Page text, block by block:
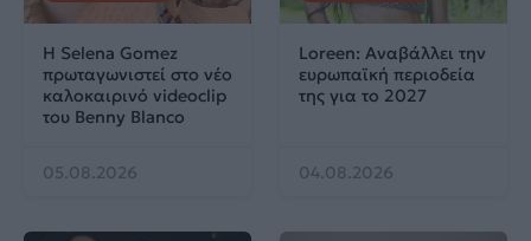
Η Selena Gomez
πρωταγωνιστεί στο νέο
καλοκαιρινό videoclip
του Benny Blanco
05.08.2026
Loreen: Αναβάλλει την
ευρωπαϊκή περιοδεία
της για το 2027
04.08.2026